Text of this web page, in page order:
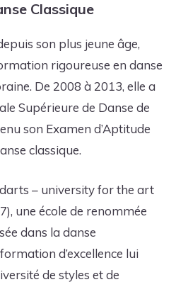
Classique
son plus jeune âge,
rigoureuse en danse
De 2008 à 2013, elle a
Supérieure de Danse de
son Examen d’Aptitude
classique.
– university for the art
une école de renommée
dans la danse
d’excellence lui
de styles et de